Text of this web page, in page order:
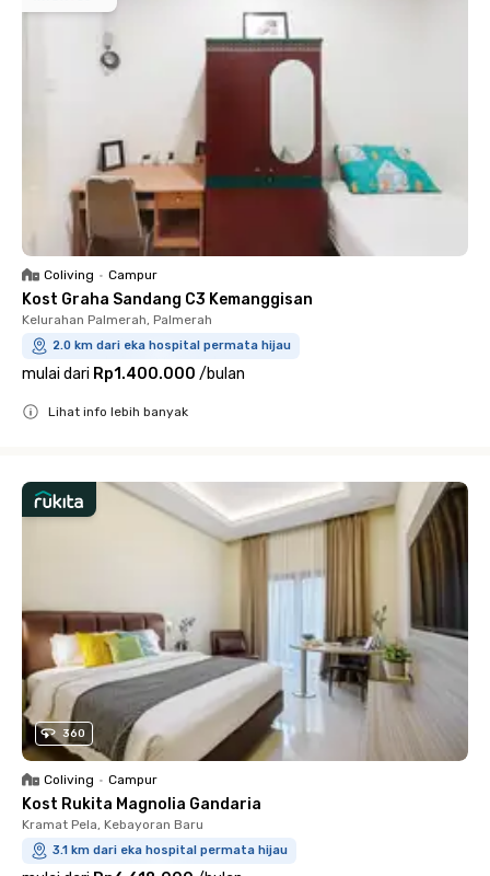
Coliving • Campur
Kost Graha Sandang C3 Kemanggisan
Kelurahan Palmerah, Palmerah
2.0 km dari eka hospital permata hijau
mulai dari Rp1.400.000 /bulan
Lihat info lebih banyak
360
Coliving • Campur
Kost Rukita Magnolia Gandaria
Kramat Pela, Kebayoran Baru
3.1 km dari eka hospital permata hijau